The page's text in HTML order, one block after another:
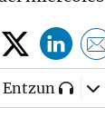
Entzun